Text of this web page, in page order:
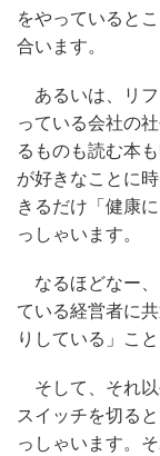
をやっていると
合います。
あるいは、リフ
っている会社の
るものも読む本
が好きなことに
きるだけ「健康
っしゃいます。
なるほどなー、
ている経営者に
りしている」こと
そして、それ以
スイッチを切る
っしゃいます。